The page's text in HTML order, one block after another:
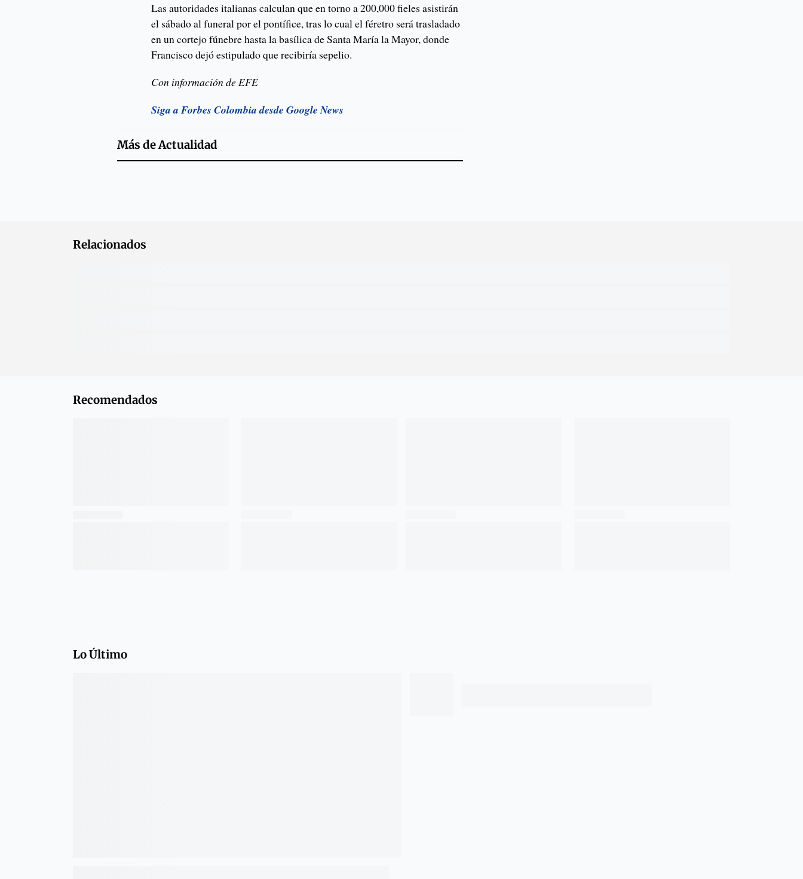
Las autoridades italianas calculan que en torno a 200,000 fieles asistirán
el sábado al funeral por el pontífice, tras lo cual el féretro será trasladado
en un cortejo fúnebre hasta la basílica de Santa María la Mayor, donde
Francisco dejó estipulado que recibiría sepelio.
Con información de EFE
Siga a Forbes Colombia desde Google News
Más deActualidad
Relacionados
Recomendados
Lo Último